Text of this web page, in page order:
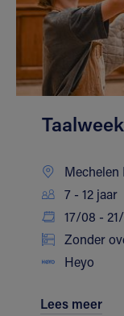
Mechelen
7 - 12 jaar
17/08 -
Zonder
Heyo
Lees meer